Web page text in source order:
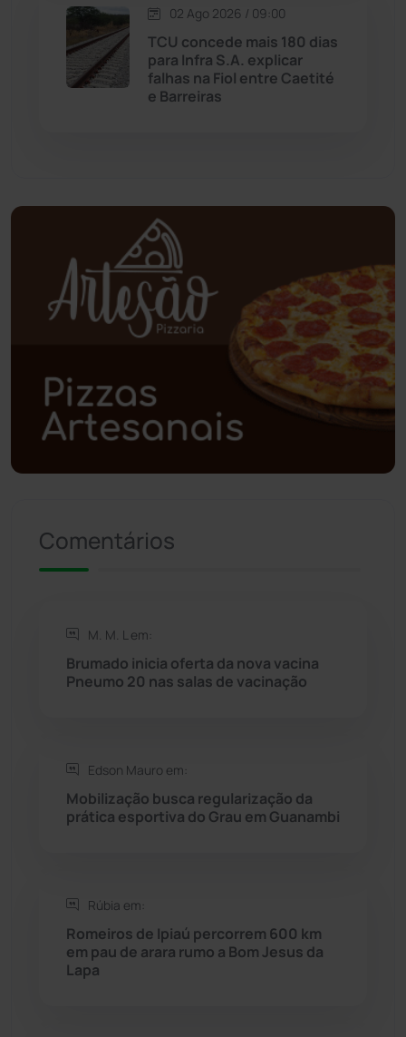
Oliveira dos Brejinhos
Palmas de Monte Alto (260)
Planalto (59)
Poções (182)
Polícia Civil (57)
Polícia Militar (27)
Política (03)
Riacho de Santana
Rio de Contas
Rio do Antônio
Saúde
Seabra (50)
Sítio do Mato
Sudoeste Baiano
02 Ago 2026 / 09:00
TCU concede mais 180 dias
para Infra S.A. explicar
falhas na Fiol entre Caetité
e Barreiras
Comentários
M. M. L em:
Brumado inicia oferta da nova vacina
Pneumo 20 nas salas de vacinação
Edson Mauro em:
Mobilização busca regularização da
prática esportiva do Grau em Guanambi
Rúbia em:
Romeiros de Ipiaú percorrem 600 km
em pau de arara rumo a Bom Jesus da
Lapa